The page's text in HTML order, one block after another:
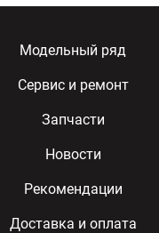
Модельный ряд
Сервис и ремонт
Запчасти
Новости
Рекомендации
Доставка и оплата